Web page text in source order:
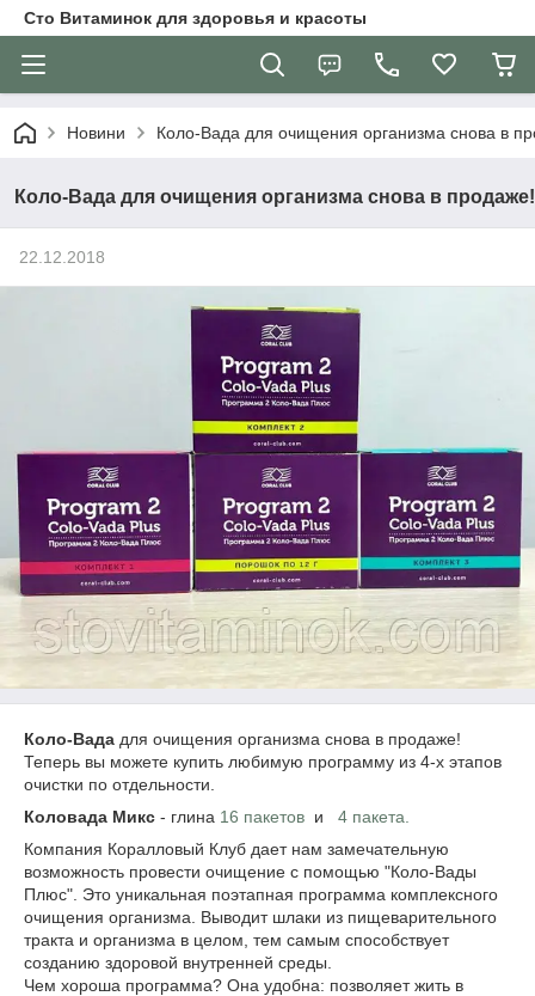
Сто Витаминок для здоровья и красоты
Новини Коло-Вада для очищения организма снова в
Коло-Вада для очищения организма снова в продаже!
22.12.2018
Коло-Вада для очищения организма снова в продаже!
Теперь вы можете купить любимую программу из 4-х этапов
очистки по отдельности.
Коловада Микс - глина 16 пакетов и
4 пакета.
Компания Коралловый Клуб дает нам замечательную
возможность провести очищение с помощью "Коло-Вады
Плюс". Это уникальная поэтапная программа комплексного
очищения организма. Выводит шлаки из пищеварительного
тракта и организма в целом, тем самым способствует
созданию здоровой внутренней среды.
Чем хороша программа? Она удобна: позволяет жить в